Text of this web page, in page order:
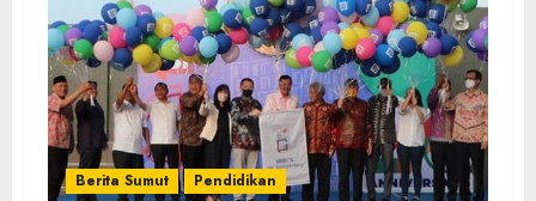
Berita Sumut Pendidikan